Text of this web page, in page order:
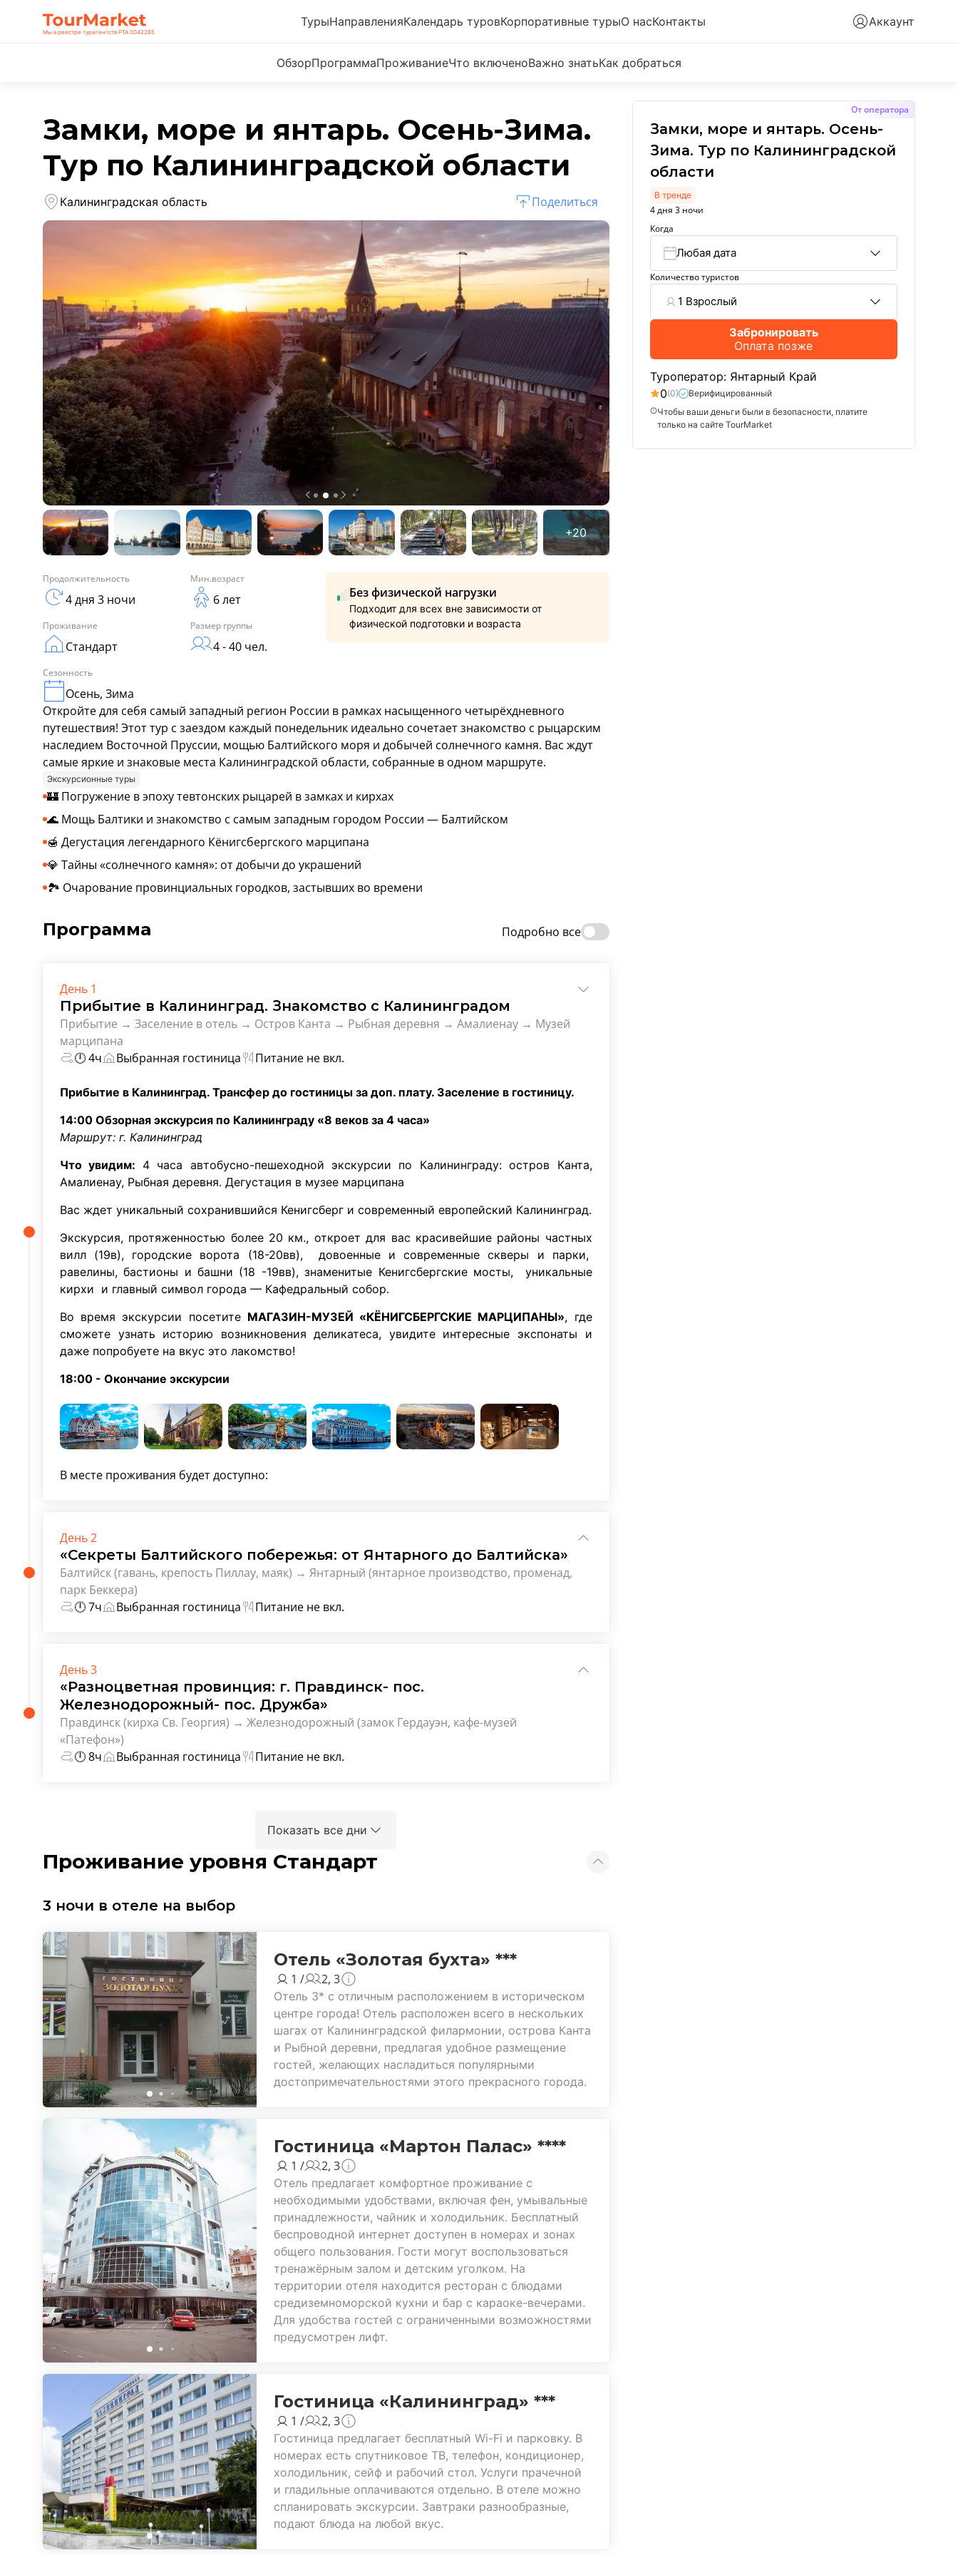
Мы в реестре турагентств РТА 0042265
ТурыНаправленияКалендарь туровКорпоративные турыО насКонтакты Аккаунт
ОбзорПрограммаПроживаниеЧто включеноВажно знатьКак добраться
Замки, море и янтарь. Осень-Зима.
Тур по Калининградской области
Калининградская область Поделиться
Продолжительность
4 дня 3 ночи
Мин.возраст
6 лет
Проживание
Стандарт
Размер группы
4 - 40 чел.
Сезонность
Осень, Зима
Без физической нагрузки
Подходит для всех вне зависимости от
физической подготовки и возраста
Откройте для себя самый западный регион России в рамках насыщенного четырёхдневного
путешествия! Этот тур с заездом каждый понедельник идеально сочетает знакомство с рыцарским
наследием Восточной Пруссии, мощью Балтийского моря и добычей солнечного камня. Вас ждут
самые яркие и знаковые места Калининградской области, собранные в одном маршруте.
Экскурсионные туры
🏰 Погружение в эпоху тевтонских рыцарей в замках и кирхах
🌊 Мощь Балтики и знакомство с самым западным городом России — Балтийском
🍯 Дегустация легендарного Кёнигсбергского марципана
💎 Тайны «солнечного камня»: от добычи до украшений
🏞️ Очарование провинциальных городков, застывших во времени
Программа Подробно все
День 1
Прибытие в Калининград. Знакомство с Калининградом
Прибытие → Заселение в отель → Остров Канта → Рыбная деревня → Амалиенау → Музей
марципана
🕛 4ч
Выбранная гостиница Питание не вкл.
Прибытие в Калининград. Трансфер до гостиницы за доп. плату. Заселение в гостиницу.
14:00 Обзорная экскурсия по Калининграду «8 веков за 4 часа»
Маршрут: г. Калининград
Что увидим: 4 часа автобусно-пешеходной экскурсии по Калининграду: остров Канта,
Амалиенау, Рыбная деревня. Дегустация в музее марципана
Вас ждет уникальный сохранившийся Кенигсберг и современный европейский Калининград.
Экскурсия, протяженностью более 20 км., откроет для вас красивейшие районы частных
вилл (19в), городские ворота (18-20вв), довоенные и современные скверы и парки,
равелины, бастионы и башни (18 -19вв), знаменитые Кенигсбергские мосты, уникальные
кирхи и главный символ города — Кафедральный собор.
Во время экскурсии посетите МАГАЗИН-МУЗЕЙ «КЁНИГСБЕРГСКИЕ МАРЦИПАНЫ», где
сможете узнать историю возникновения деликатеса, увидите интересные экспонаты и
даже попробуете на вкус это лакомство!
18:00 - Окончание экскурсии
В месте проживания будет доступно:
День 2
«Секреты Балтийского побережья: от Янтарного до Балтийска»
Балтийск (гавань, крепость Пиллау, маяк) → Янтарный (янтарное производство, променад,
парк Беккера)
🕛 7ч
Выбранная гостиница Питание не вкл.
День 3
«Разноцветная провинция: г. Правдинск- пос.
Железнодорожный- пос. Дружба»
Правдинск (кирха Св. Георгия) → Железнодорожный (замок Гердауэн, кафе-музей
«Патефон»)
🕛 8ч
Выбранная гостиница Питание не вкл.
Показать все дни
Проживание уровня Стандарт
3 ночи в отеле на выбор
Отель «Золотая бухта» ***
1 / 2, 3
Отель 3* с отличным расположением в историческом
центре города! Отель расположен всего в нескольких
шагах от Калининградской филармонии, острова Канта
и Рыбной деревни, предлагая удобное размещение
гостей, желающих насладиться популярными
достопримечательностями этого прекрасного города.
Гостиница «Мартон Палас» ****
1 / 2, 3
Отель предлагает комфортное проживание с
необходимыми удобствами, включая фен, умывальные
принадлежности, чайник и холодильник. Бесплатный
беспроводной интернет доступен в номерах и зонах
общего пользования. Гости могут воспользоваться
тренажёрным залом и детским уголком. На
территории отеля находится ресторан с блюдами
средиземноморской кухни и бар с караоке-вечерами.
Для удобства гостей с ограниченными возможностями
предусмотрен лифт.
Гостиница «Калининград» ***
1 / 2, 3
Гостиница предлагает бесплатный Wi-Fi и парковку. В
номерах есть спутниковое ТВ, телефон, кондиционер,
холодильник, сейф и рабочий стол. Услуги прачечной
и гладильные оплачиваются отдельно. В отеле можно
спланировать экскурсии. Завтраки разнообразные,
подают блюда на любой вкус.
От оператора
Замки, море и янтарь. Осень-
Зима. Тур по Калининградской
области
В тренде
4 дня 3 ночи
Когда
Любая дата
Количество туристов
1 Взрослый
Забронировать
Оплата позже
Туроператор: Янтарный Край
0(0)
Верифицированный
Чтобы ваши деньги были в безопасности, платите
только на сайте TourMarket